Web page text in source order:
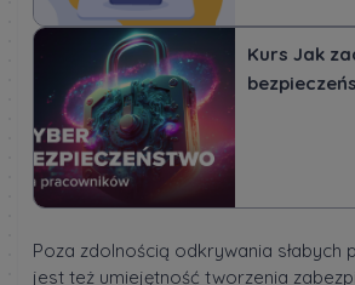
Kurs Jak
Poza zdolnością odkrywania słabych
jest też umiejętność tworzenia